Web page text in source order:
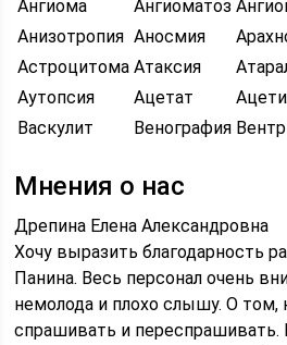
Ангиома
Ангиоматоз
Анизотропия Аносмия
Астроцитома Атаксия
Аутопсия
Ацетат
Васкулит
Венография
Мнения о нас
Дрепина Елена Александровна
Хочу выразить благодарность
Панина. Весь персонал очень
немолода и плохо слышу. О том,
спрашивать и переспрашивать.